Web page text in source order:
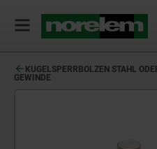
KUGELSPERRBOLZEN STAHL
GEWINDE